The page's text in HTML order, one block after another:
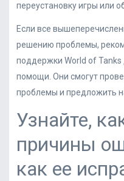
переустановку игры или
Если все
решению проблемы,
поддержки World of
помощи. Они смогут
проблемы и предложить
Узнайте,
причины
как ее